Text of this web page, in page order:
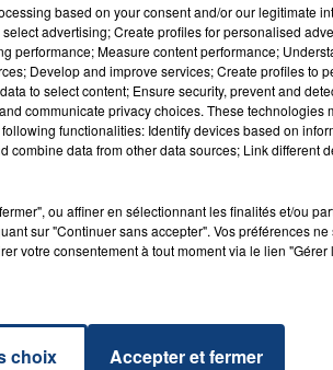
based on your consent and/or our legitimate
advertising; Create profiles for personalised
performance; Measure content performance;
Develop and improve services; Create profiles to
to select content; Ensure security, prevent and
communicate privacy choices. These technologies
functionalities: Identify devices based on
combine data from other data sources; Link different
ou affiner en sélectionnant les finalités et/ou
sur "Continuer sans accepter". Vos préférences
votre consentement à tout moment via le lien
choix Accepter et fermer